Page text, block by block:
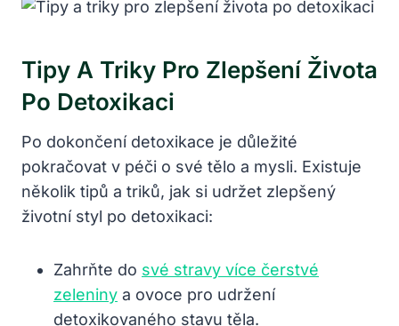
Tipy A Triky Pro Zlepšení Života
Po Detoxikaci
Po dokončení detoxikace je důležité
pokračovat v péči o své tělo a mysli. Existuje
několik tipů a triků, jak si udržet zlepšený
životní styl po detoxikaci:
Zahrňte do své stravy více čerstvé
zeleniny a ovoce pro udržení
detoxikovaného stavu těla.